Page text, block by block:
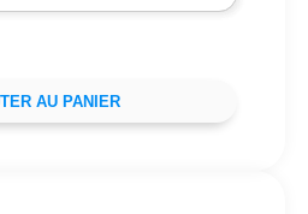
AU PANIER